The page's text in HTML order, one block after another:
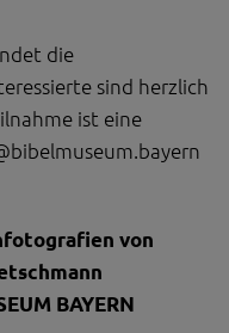
die
sind herzlich
ist eine
von
BAYERN